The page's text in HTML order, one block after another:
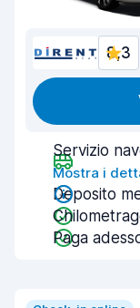
8,3
Servizio
Mostra i
Deposito
Paga